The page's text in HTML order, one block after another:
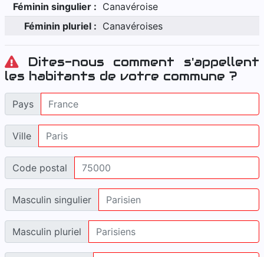
Féminin singulier : Canavéroise
Féminin pluriel : Canavéroises
Dites-nous comment s'appellent
les habitants de votre commune ?
Pays
Ville
Code postal
Masculin singulier
Masculin pluriel